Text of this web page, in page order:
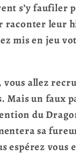
s’y faufiler
leur
mis en jeu
vous allez
Mais un faux
du
sa
espérez